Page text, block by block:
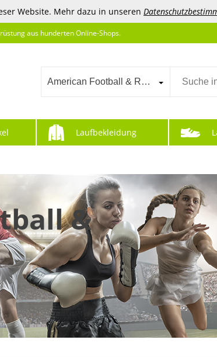
Website. Mehr dazu in unseren
aus hunderten Online-Shops.
American Football & Rugby
Laufbekleidung
&